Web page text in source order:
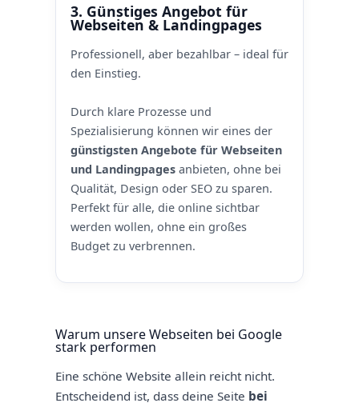
3. Günstiges Angebot für
Webseiten & Landingpages
Professionell, aber bezahlbar – ideal für
den Einstieg.
Durch klare Prozesse und
Spezialisierung können wir eines der
günstigsten Angebote für Webseiten
und Landingpagesanbieten, ohne bei
Qualität, Design oder SEO zu sparen.
Perfekt für alle, die online sichtbar
werden wollen, ohne ein großes
Budget zu verbrennen.
Warum unsere Webseiten bei Google
stark performen
Eine schöne Website allein reicht nicht.
Entscheidend ist, dass deine Seite bei